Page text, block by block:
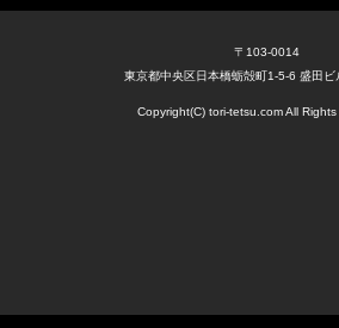
〒103-0014
東京都中央区日本橋蛎殻町1-5-6 盛田ビ
Copyright(C) tori-tetsu.com All